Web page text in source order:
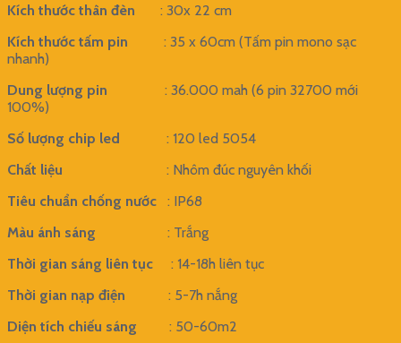
Kích thước thân đèn : 30x 22 cm
Kích thước tấm pin : 35 x 60cm (Tấm pin mono sạc
nhanh)
Dung lượng pin : 36.000 mah (6 pin 32700 mới
100%)
Số lượng chip led : 120 led 5054
Chất liệu : Nhôm đúc nguyên khối
Tiêu chuẩn chống nước
: IP68
Màu ánh sáng
: Trắng
Thời gian sáng liên tục : 14-18h liên tục
Thời gian nạp điện : 5-7h nắng
Diện tích chiếu sáng : 50-60m2